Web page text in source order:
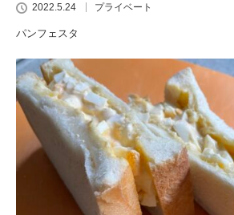
2022.5.24 プライベート
パンフェスタ